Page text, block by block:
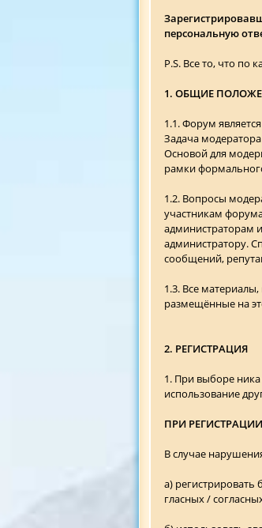
персональную
P.S. Все то, что по
1. ОБЩИЕ
1.1. Форум
Задача
Основой для
рамки
1.2. Вопросы
участникам
администраторам
администратору.
сообщений,
1.3. Все
размещённые на
2. РЕГИСТРАЦИЯ
1. При выборе
использование
ПРИ
В случае
а) регистрировать
гласных /